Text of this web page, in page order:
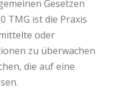
Gesetzen
TMG ist die Praxis
oder
zu überwachen
die auf eine